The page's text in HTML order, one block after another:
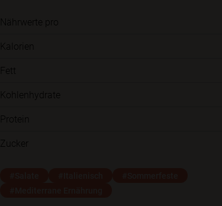
Nährwerte pro
Kalorien
Fett
Kohlenhydrate
Protein
Zucker